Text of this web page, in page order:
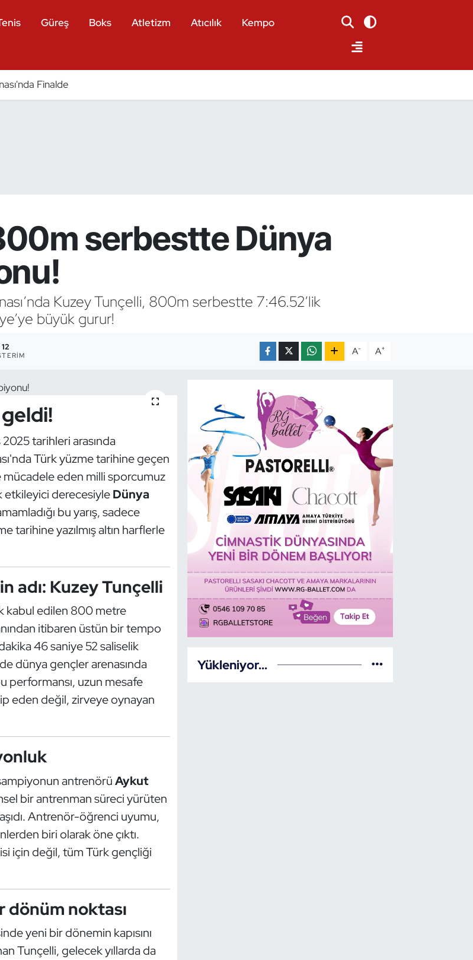
Güreş Boks Atletizm Atıcılık
Kempo
Finalde
serbestte Dünya
Kuzey Tunçelli, 800m serbestte 7:46.52’lik
büyük gurur!
12 A- A+
tarihleri arasında
Türk yüzme tarihine geçen
mücadele eden milli sporcumuz
etkileyici derecesiyleDünya
bu yarış, sadece
tarihine yazılmış altın harflerle
adı: Kuzey Tunçelli
kabul edilen 800 metre
itibaren üstün bir tempo
46 saniye 52 saliselik
dünya gençler arenasında
performansı, uzun mesafe
eden değil, zirveye oynayan
antrenörüAykut
bir antrenman süreci yürüten
Antrenör-öğrenci uyumu,
biri olarak öne çıktı.
için değil, tüm Türk gençliği
noktası
yeni bir dönemin kapısını
Tunçelli, gelecek yıllarda da
Yükleniyor...